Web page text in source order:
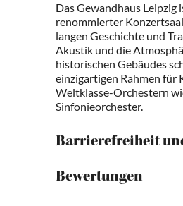
Das Gewandhaus Leipzig
renommierter
langen Geschichte und
Akustik und die
historischen Gebäudes
einzigartigen Rahmen für
Weltklasse-Orchestern
Sinfonieorchester.
Barrierefreiheit
Bewertungen